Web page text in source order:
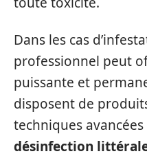
Dans les cas
professionnel peut
puissante et
disposent de
techniques
désinfection